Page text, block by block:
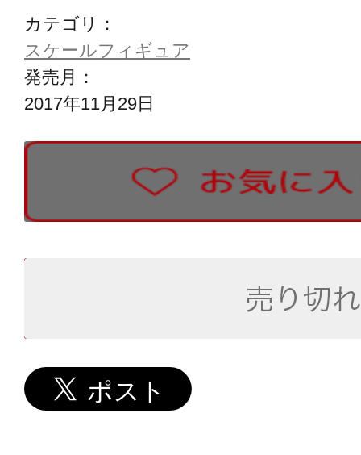
カテゴリ：
スケールフィギュア
発売月：
2017年11月29日